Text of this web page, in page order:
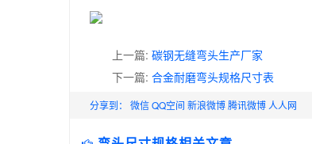
上一篇: 碳钢无缝弯头生产厂家
下一篇: 合金耐磨弯头规格尺寸表
分享到： 微信QQ空间 新浪微博腾讯微博 人人网